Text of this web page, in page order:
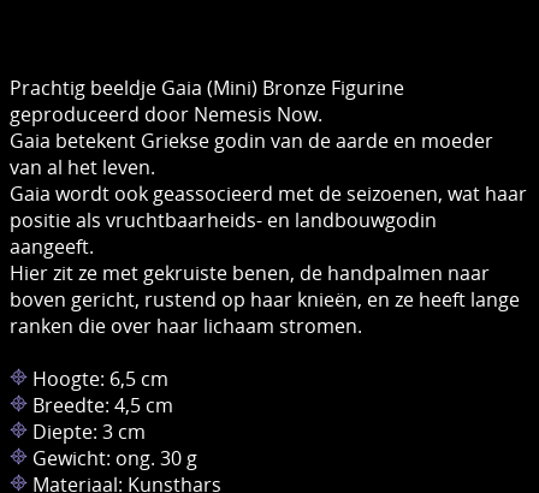
Prachtig beeldje Gaia (Mini) Bronze Figurine
geproduceerd door Nemesis Now.
Gaia betekent Griekse godin van de aarde en moeder
van al het leven.
Gaia wordt ook geassocieerd met de seizoenen, wat haar
positie als vruchtbaarheids- en landbouwgodin
aangeeft.
Hier zit ze met gekruiste benen, de handpalmen naar
boven gericht, rustend op haar knieën, en ze heeft lange
ranken die over haar lichaam stromen.
Hoogte: 6,5 cm
Breedte: 4,5 cm
Diepte: 3 cm
Gewicht: ong. 30 g
Materiaal: Kunsthars